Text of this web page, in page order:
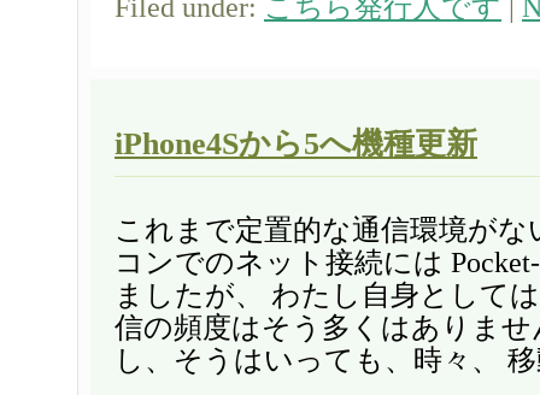
Filed under: こちら発行人です |
iPhone4Sから5へ機種更新
これまで定置的な通信環境が
コンでのネット接続には
ましたが、 わたし自身として
信の頻度はそう多くはありま
し、そうはいっても、時々、